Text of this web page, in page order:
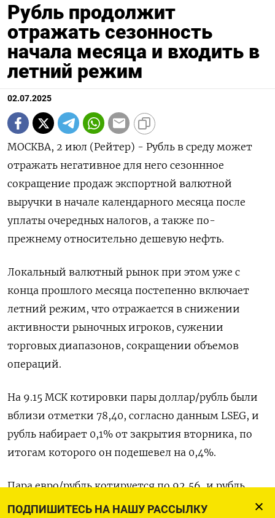
ПОДПИШИТЕСЬ НА НАШУ РАССЫЛКУ
Рубль продолжит
отражать сезонность
начала месяца и входить в
летний режим
02.07.2025
МОСКВА, 2 июл (Рейтер) - Рубль в среду может
отражать негативное для него сезоннное
сокращение продаж экспортной валютной
выручки в начале календарного месяца после
уплаты очередных налогов, а также по-
прежнему относительно дешевую нефть.
Локальный валютный рынок при этом уже с
конца прошлого месяца постепенно включает
летний режим, что отражается в снижении
активности рыночных игроков, сужении
торговых диапазонов, сокращении объемов
операций.
На 9.15 МСК котировки пары доллар/рубль были
вблизи отметки 78,40, согласно данным LSEG, и
рубль набирает 0,1% от закрытия вторника, по
итогам которого он подешевел на 0,4%.
Пара евро/рубль котируется по 92,56, и рубль
здесь также дорожает на 0,1%.